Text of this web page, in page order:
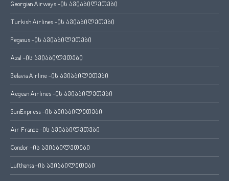
Georgian Airways -ის ავიაბილეთები
Turkish Airlines -ის ავიაბილეთები
Pegasus -ის ავიაბილეთები
Azal -ის ავიაბილეთები
Belavia Airline -ის ავიაბილეთები
Aegean Airlines -ის ავიაბილეთები
SunExpress -ის ავიაბილეთები
Air France -ის ავიაბილეთები
Condor -ის ავიაბილეთები
Lufthansa -ის ავიაბილეთები